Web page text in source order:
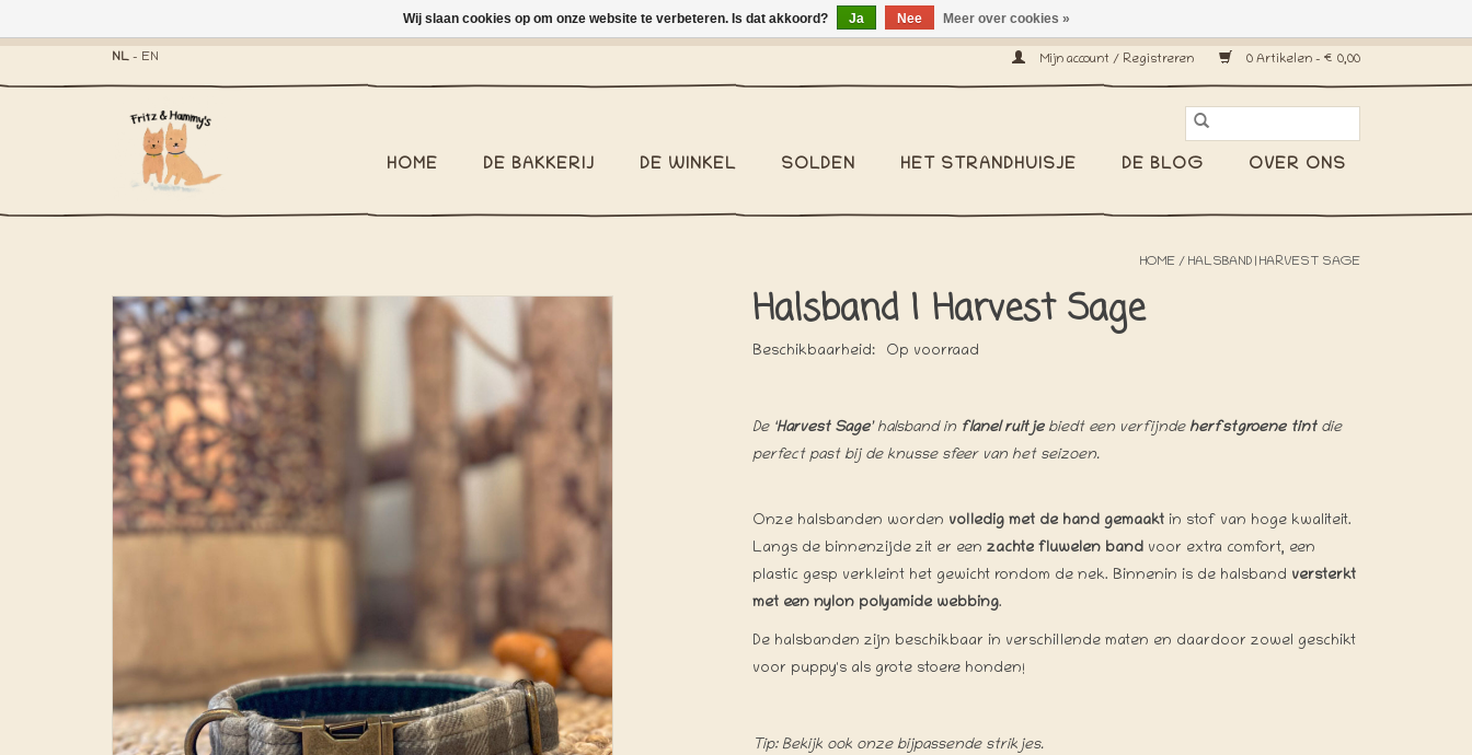
NL - EN Mijn account / Registreren 0 Artikelen - €0,00
HOME DE BAKKERIJ DE WINKEL SOLDEN HET STRANDHUISJE DE BLOG OVER ONS
HOME / HALSBAND | HARVEST SAGE
Halsband | Harvest Sage
Beschikbaarheid: Op voorraad
De ‘Harvest Sage’ halsband in flanel ruitjebiedt een verfijnde herfstgroene tintdie
perfect past bij de knusse sfeer van het seizoen.
Onze halsbanden worden volledig met de hand gemaakt in stof van hoge kwaliteit.
Langs de binnenzijde zit er een zachte fluwelen band voor extra comfort, een
plastic gesp verkleint het gewicht rondom de nek. Binnenin is de halsband versterkt
met een nylon polyamide webbing.
De halsbanden zijn beschikbaar in verschillende maten en daardoor zowel geschikt
voor puppy's als grote stoere honden!
Tip: Bekijk ook onze bijpassende strikjes.
Wij slaan cookies op om onze website te verbeteren. Is dat akkoord? Ja Nee Meer over cookies »
- Brievenbus-zending binnen België €2,95 - Pakketzending binnen België €6,95 - We verzenden wereldwijd! -